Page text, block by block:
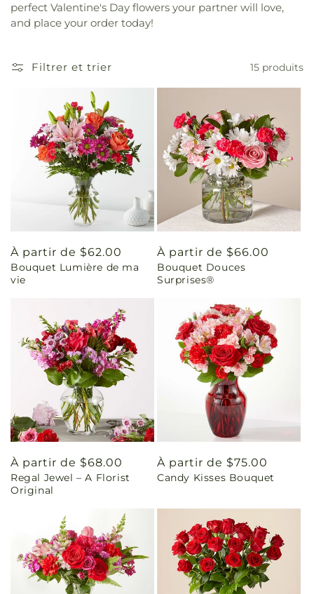
perfect Valentine's Day flowers your partner will love,
and place your order today!
Filtrer et trier 15 produits
Prix
habituel
À partir de $62.00
Bouquet Lumière de ma
vie
Prix
habituel
À partir de $66.00
Bouquet Douces
Surprises®
Prix
habituel
À partir de $68.00
Regal Jewel – A Florist
Original
Prix
habituel
À partir de $75.00
Candy Kisses Bouquet